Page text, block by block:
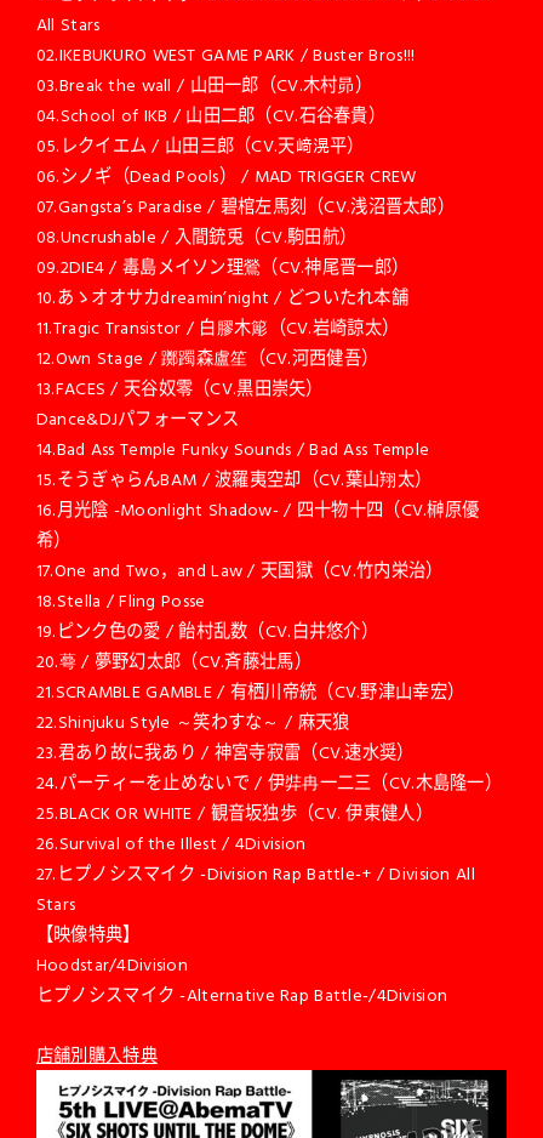
All Stars
02.IKEBUKURO WEST GAME PARK / Buster Bros!!!
03.Break the wall / 山田一郎（CV.木村昴）
04.School of IKB / 山田二郎（CV.石谷春貴）
05.レクイエム / 山田三郎（CV.天﨑滉平）
06.シノギ（Dead Pools） / MAD TRIGGER CREW
07.Gangsta’s Paradise / 碧棺左馬刻（CV.浅沼晋太郎）
08.Uncrushable / 入間銃兎（CV.駒田航）
09.2DIE4 / 毒島メイソン理鶯（CV.神尾晋一郎）
10.あゝオオサカdreamin’night / どついたれ本舗
11.Tragic Transistor / 白膠木簓（CV.岩崎諒太）
12.Own Stage / 躑躅森盧笙（CV.河西健吾）
13.FACES / 天谷奴零（CV.黒田崇矢）
Dance&DJパフォーマンス
14.Bad Ass Temple Funky Sounds / Bad Ass Temple
15.そうぎゃらんBAM / 波羅夷空却（CV.葉山翔太）
16.月光陰 -Moonlight Shadow- / 四十物十四（CV.榊原優
希）
17.One and Two，and Law / 天国獄（CV.竹内栄治）
18.Stella / Fling Posse
19.ピンク色の愛 / 飴村乱数（CV.白井悠介）
20.蕚 / 夢野幻太郎（CV.斉藤壮馬）
21.SCRAMBLE GAMBLE / 有栖川帝統（CV.野津山幸宏）
22.Shinjuku Style ～笑わすな～ / 麻天狼
23.君あり故に我あり / 神宮寺寂雷（CV.速水奨）
24.パーティーを止めないで / 伊弉冉一二三（CV.木島隆一）
25.BLACK OR WHITE / 観音坂独歩（CV. 伊東健人）
26.Survival of the Illest / 4Division
27.ヒプノシスマイク -Division Rap Battle-+ / Division All
Stars
【映像特典】
Hoodstar/4Division
ヒプノシスマイク -Alternative Rap Battle-/4Division
店舗別購入特典